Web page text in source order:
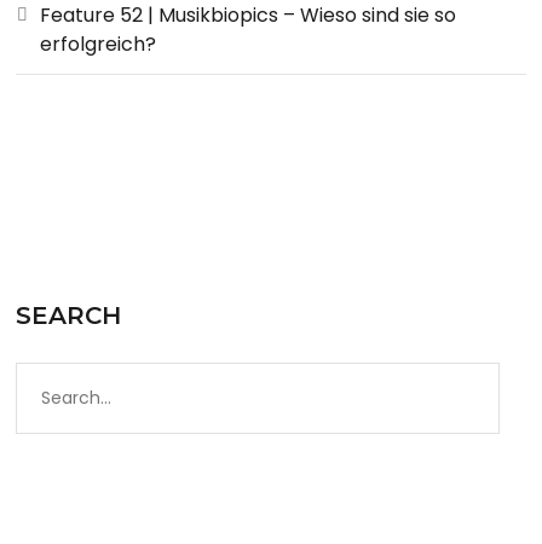
Feature 52 | Musikbiopics – Wieso sind sie so
erfolgreich?
SEARCH